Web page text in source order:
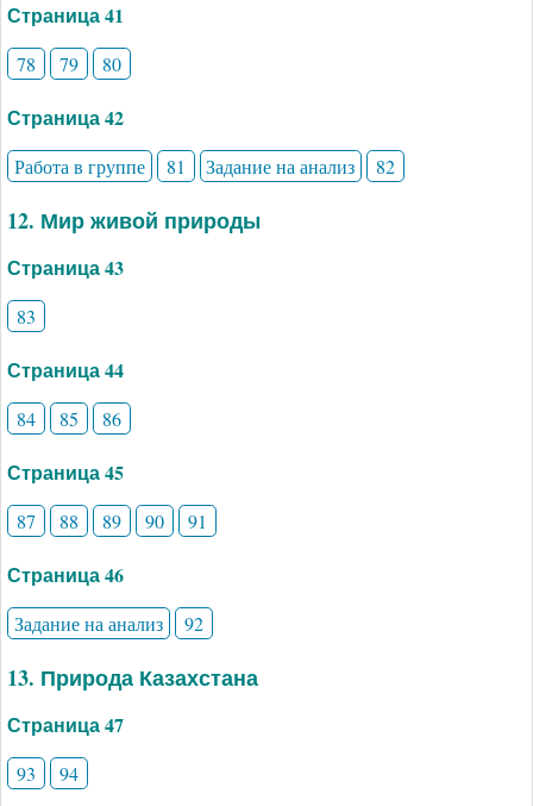
Страница 41
78 79 80
Страница 42
Работа в группе 81 Задание на анализ 82
12. Мир живой природы
Страница 43
83
Страница 44
84 85 86
Страница 45
87 88 89 90 91
Страница 46
Задание на анализ 92
13. Природа Казахстана
Страница 47
93 94